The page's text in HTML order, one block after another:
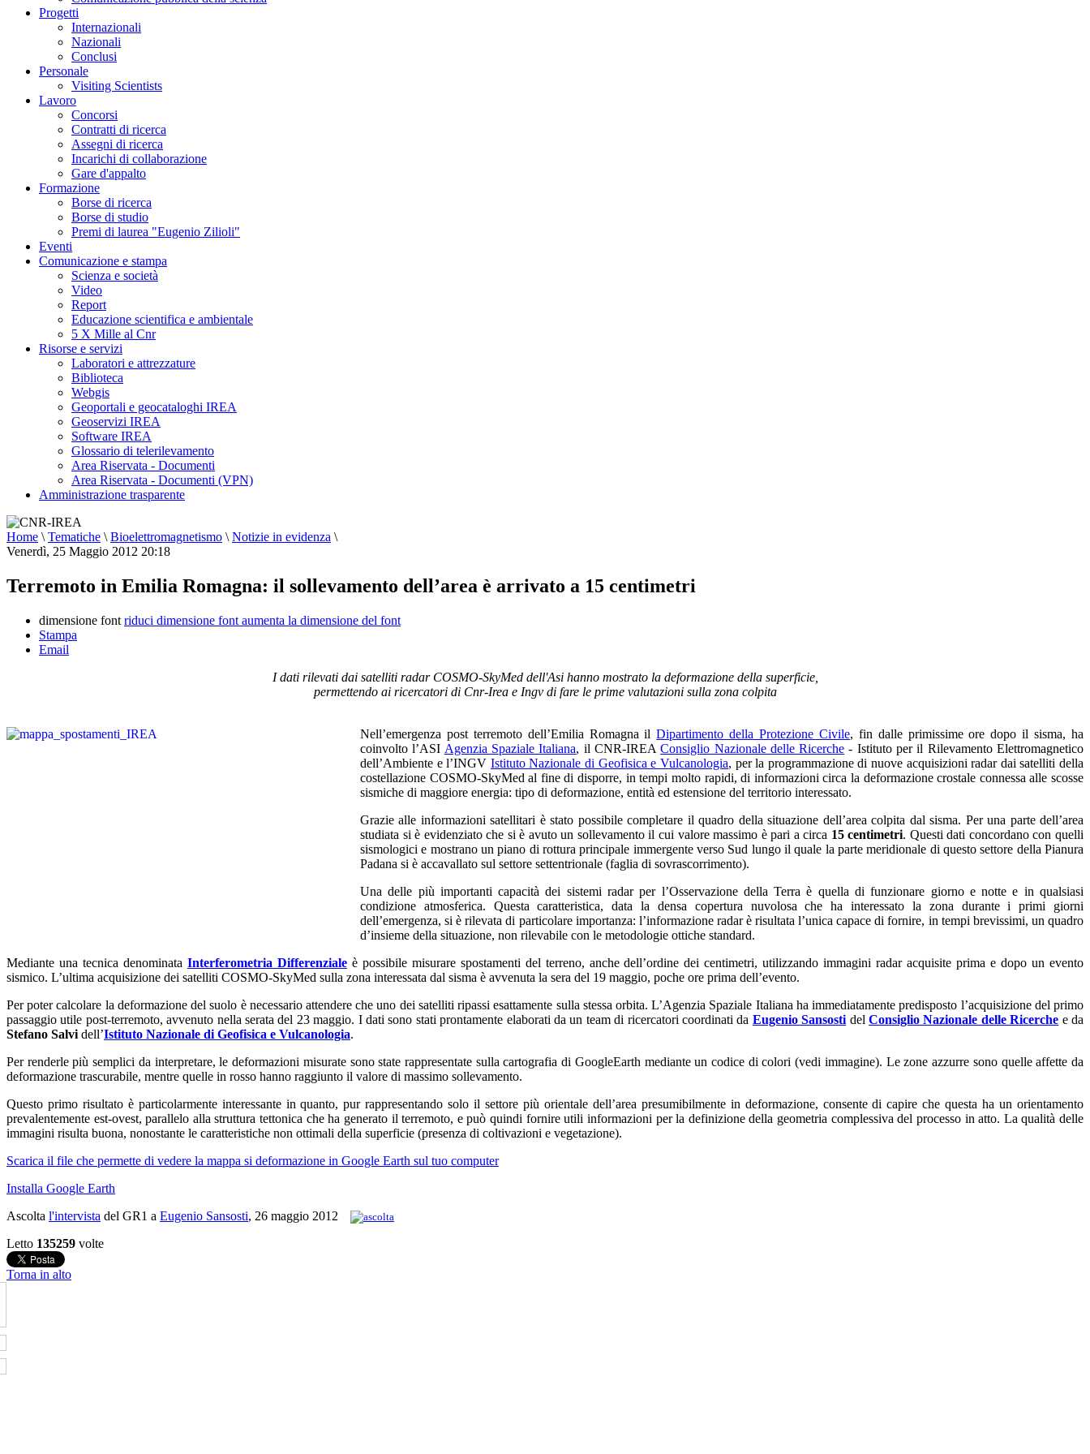
Progetti
Internazionali
Nazionali
Conclusi
Personale
Visiting Scientists
Lavoro
Concorsi
Contratti di ricerca
Assegni di ricerca
Incarichi di collaborazione
Gare d'appalto
Formazione
Borse di ricerca
Borse di studio
Premi di laurea "Eugenio Zilioli"
Eventi
Comunicazione e stampa
Scienza e società
Video
Report
Educazione scientifica e ambientale
5 X Mille al Cnr
Risorse e servizi
Laboratori e attrezzature
Biblioteca
Webgis
Geoportali e geocataloghi IREA
Geoservizi IREA
Software IREA
Glossario di telerilevamento
Area Riservata - Documenti
Area Riservata - Documenti (VPN)
Amministrazione trasparente
Home \ Tematiche \ Bioelettromagnetismo \ Notizie in evidenza \
Venerdì, 25 Maggio 2012 20:18
Terremoto in Emilia Romagna: il sollevamento dell’area è arrivato a 15 centimetri
dimensione font riduci dimensione font aumenta la dimensione del font
Stampa
Email
I dati rilevati dai satelliti radar COSMO-SkyMed dell'Asi hanno mostrato la deformazione della superficie,
permettendo ai ricercatori di Cnr-Irea e Ingv di fare le prime valutazioni sulla zona colpita
Nell’emergenza post terremoto dell’Emilia Romagna ilDipartimento della Protezione Civile, fin dalle primissime ore dopo il sisma, ha
coinvolto l’ASI Agenzia Spaziale Italiana, il CNR-IREAConsiglio Nazionale delle Ricerche - Istituto per il Rilevamento Elettromagnetico
dell’Ambiente e l’INGV Istituto Nazionale di Geofisica e Vulcanologia, per la programmazione di nuove acquisizioni radar dai satelliti della
costellazione COSMO-SkyMed al fine di disporre, in tempi molto rapidi, di informazioni circa la deformazione crostale connessa alle scosse
sismiche di maggiore energia: tipo di deformazione, entità ed estensione del territorio interessato.
Grazie alle informazioni satellitari è stato possibile completare il quadro della situazione dell’area colpita dal sisma. Per una parte dell’area
studiata si è evidenziato che si è avuto un sollevamento il cui valore massimo è pari a circa 15 centimetri. Questi dati concordano con quelli
sismologici e mostrano un piano di rottura principale immergente verso Sud lungo il quale la parte meridionale di questo settore della Pianura
Padana si è accavallato sul settore settentrionale (faglia di sovrascorrimento).
Una delle più importanti capacità dei sistemi radar per l’Osservazione della Terra è quella di funzionare giorno e notte e in qualsiasi
condizione atmosferica. Questa caratteristica, data la densa copertura nuvolosa che ha interessato la zona durante i primi giorni
dell’emergenza, si è rilevata di particolare importanza: l’informazione radar è risultata l’unica capace di fornire, in tempi brevissimi, un quadro
d’insieme della situazione, non rilevabile con le metodologie ottiche standard.
Mediante una tecnica denominata Interferometria Differenzialeè possibile misurare spostamenti del terreno, anche dell’ordine dei centimetri, utilizzando immagini radar acquisite prima e dopo un evento
sismico. L’ultima acquisizione dei satelliti COSMO-SkyMed sulla zona interessata dal sisma è avvenuta la sera del 19 maggio, poche ore prima dell’evento.
Per poter calcolare la deformazione del suolo è necessario attendere che uno dei satelliti ripassi esattamente sulla stessa orbita. L’Agenzia Spaziale Italiana ha immediatamente predisposto l’acquisizione del primo
passaggio utile post-terremoto, avvenuto nella serata del 23 maggio. I dati sono stati prontamente elaborati da un team di ricercatori coordinati da Eugenio Sansosti delConsiglio Nazionale delle Ricerche e da
Stefano Salvi dell’Istituto Nazionale di Geofisica e Vulcanologia.
Per renderle più semplici da interpretare, le deformazioni misurate sono state rappresentate sulla cartografia di GoogleEarth mediante un codice di colori (vedi immagine). Le zone azzurre sono quelle affette da
deformazione trascurabile, mentre quelle in rosso hanno raggiunto il valore di massimo sollevamento.
Questo primo risultato è particolarmente interessante in quanto, pur rappresentando solo il settore più orientale dell’area presumibilmente in deformazione, consente di capire che questa ha un orientamento
prevalentemente est-ovest, parallelo alla struttura tettonica che ha generato il terremoto, e può quindi fornire utili informazioni per la definizione della geometria complessiva del processo in atto. La qualità delle
immagini risulta buona, nonostante le caratteristiche non ottimali della superficie (presenza di coltivazioni e vegetazione).
Scarica il file che permette di vedere la mappa si deformazione in Google Earth sul tuo computer
Installa Google Earth
Ascolta l'intervista del GR1 a Eugenio Sansosti, 26 maggio 2012
Letto 135259 volte
Torna in alto